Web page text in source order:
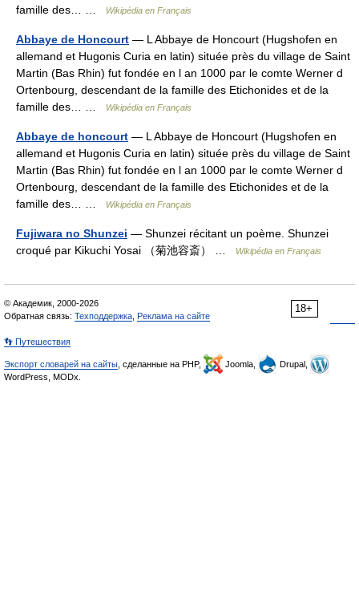
famille des… …
Wikipédia en Français
Abbaye de Honcourt — L Abbaye de Honcourt (Hugshofen en
allemand et Hugonis Curia en latin) située près du village de Saint
Martin (Bas Rhin) fut fondée en l an 1000 par le comte Werner d
Ortenbourg, descendant de la famille des Etichonides et de la
famille des… …
Wikipédia en Français
Abbaye de honcourt — L Abbaye de Honcourt (Hugshofen en
allemand et Hugonis Curia en latin) située près du village de Saint
Martin (Bas Rhin) fut fondée en l an 1000 par le comte Werner d
Ortenbourg, descendant de la famille des Etichonides et de la
famille des… …
Wikipédia en Français
Fujiwara no Shunzei — Shunzei récitant un poème. Shunzei
croqué par Kikuchi Yosai （菊池容斎） …
Wikipédia en Français
18+
© Академик, 2000-2026
Обратная связь: Техподдержка Реклама на сайте
👣 Путешествия
Экспорт словарей на сайты , сделанные на PHP, Joomla,
Drupal,
WordPress, MODx.